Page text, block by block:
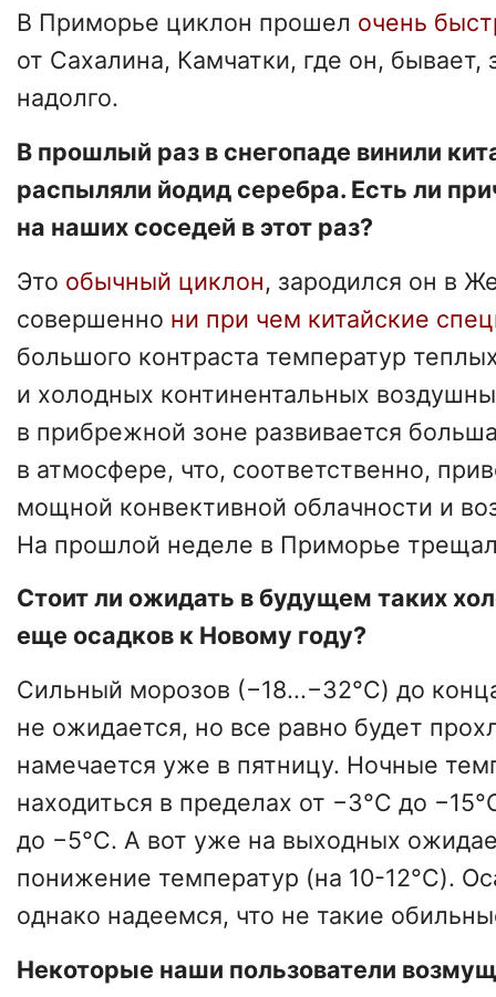
В Приморье циклон прошел очень
от Сахалина, Камчатки, где он, бывает,
надолго.
В прошлый раз в снегопаде винили
распыляли йодид серебра. Есть ли
на наших соседей в этот раз?
Это обычный циклон, зародился он в
совершенно ни при чем китайские
большого контраста температур
и холодных континентальных
в прибрежной зоне развивается
в атмосфере, что, соответственно,
мощной конвективной облачности и
На прошлой неделе в Приморье
Стоит ли ожидать в будущем таких
еще осадков к Новому году?
Сильный морозов (−18...−32°C) до
не ожидается, но все равно будет
намечается уже в пятницу. Ночные
находиться в пределах от −3°C до
до −5°C. А вот уже на выходных
понижение температур (на 10-12°C).
однако надеемся, что не такие
Некоторые наши пользователи